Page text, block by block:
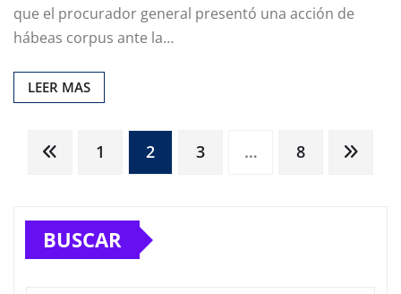
que el procurador general presentó una acción de
hábeas corpus ante la…
LEER MAS
Paginación
de
entradas
1 2 3 … 8
BUSCAR